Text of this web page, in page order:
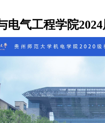
电气工程学院